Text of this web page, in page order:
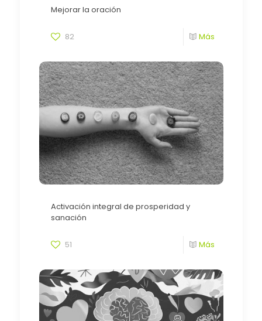
Mejorar la oración
82 Más
Activación integral de prosperidad y
sanación
51 Más